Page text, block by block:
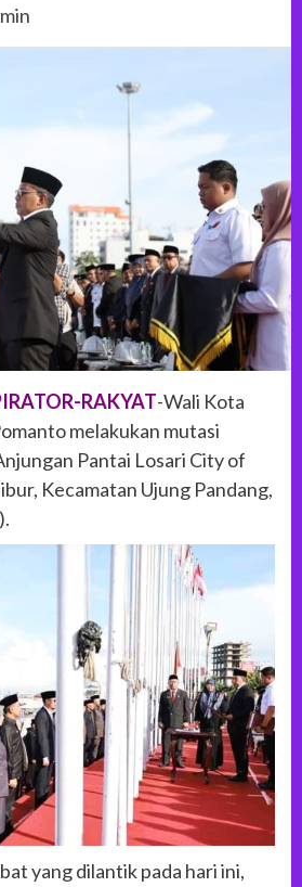
RAKYAT-Wali Kota
melakukan mutasi
Pantai Losari City of
Kecamatan Ujung Pandang,
yang dilantik pada hari ini,